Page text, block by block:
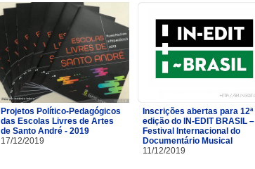
Projetos Político-Pedagógicos
das Escolas Livres de Artes
de Santo André - 2019
17/12/2019
Inscrições abertas para 12ª
edição do IN-EDIT BRASIL –
Festival Internacional do
Documentário Musical
11/12/2019